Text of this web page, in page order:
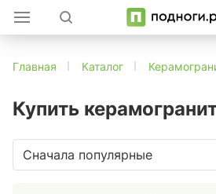
Главная Каталог
Купить
Сначала популярные